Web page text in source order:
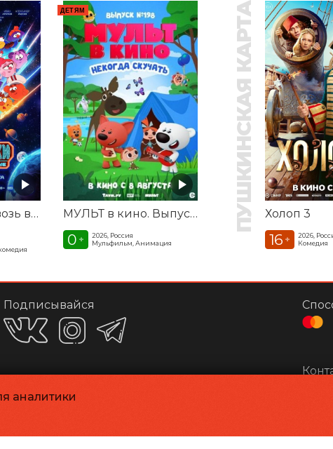
Смешарики сквозь вселенные
ДЕТЯМ
МУЛЬТ в кино. Выпуск №198. Некогда скучать
0 +
2026, Россия
Мульфильм, Анимация
ПУШКИНСКАЯ КАРТА Холоп 3
16 +
2026,
Комедия
аналитики
Подписывайся